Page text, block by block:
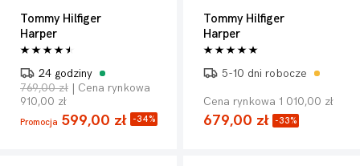
Tommy Hilfiger
Harper
24 godziny
769,00 zł | Cena rynkowa
910,00 zł
Promocja 599,00 zł -34%
Tommy Hilfiger
Harper
5-10 dni robocze
Cena rynkowa 1 010,00 zł
679,00 zł -33%